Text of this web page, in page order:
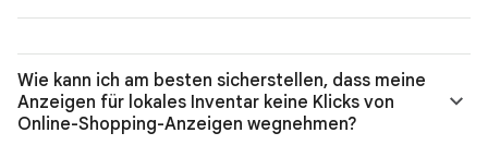
Wie kann ich am besten sicherstellen, dass meine
Anzeigen für lokales Inventar keine Klicks von
Online-Shopping-Anzeigen wegnehmen?